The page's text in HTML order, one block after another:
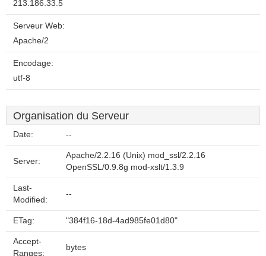
213.186.33.5
Serveur Web:
Apache/2
Encodage:
utf-8
Organisation du Serveur
Date: --
Server:
Apache/2.2.16 (Unix) mod_ssl/2.2.16
OpenSSL/0.9.8g mod-xslt/1.3.9
Last-
Modified:
--
ETag: "384f16-18d-4ad985fe01d80"
Accept-
Ranges:
bytes